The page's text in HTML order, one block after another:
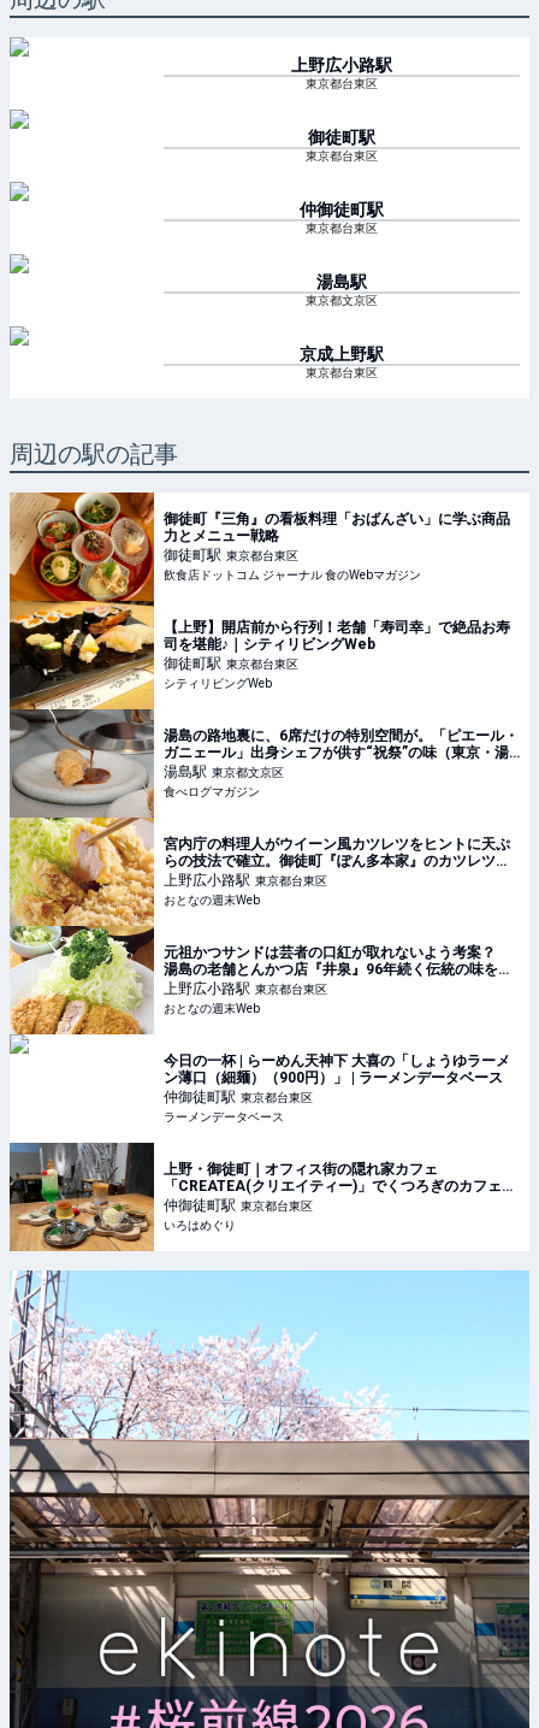
上野広小路駅
東京都台東区
御徒町駅
東京都台東区
仲御徒町駅
東京都台東区
湯島駅
東京都文京区
京成上野駅
東京都台東区
周辺の駅の記事
御徒町『三角』の看板料理「おばんざい」に学ぶ商品
力とメニュー戦略
御徒町駅 東京都台東区
飲食店ドットコム ジャーナル 食のWebマガジン
【上野】開店前から行列！老舗「寿司幸」で絶品お寿
司を堪能♪｜シティリビングWeb
御徒町駅 東京都台東区
シティリビングWeb
湯島の路地裏に、6席だけの特別空間が。「ピエール・
ガニェール」出身シェフが供す“祝祭”の味（東京・湯
島） | 食べログマガジン
湯島駅 東京都文京区
食べログマガジン
宮内庁の料理人がウイーン風カツレツをヒントに天ぷ
らの技法で確立。御徒町『ぽん多本家』のカツレツを
実食
上野広小路駅 東京都台東区
おとなの週末Web
元祖かつサンドは芸者の口紅が取れないよう考案？
湯島の老舗とんかつ店『井泉』96年続く伝統の味を体
験
上野広小路駅 東京都台東区
おとなの週末Web
今日の一杯 | らーめん天神下 大喜の「しょうゆラーメ
ン薄口（細麺）（900円）」 | ラーメンデータベース
仲御徒町駅 東京都台東区
ラーメンデータベース
上野・御徒町｜オフィス街の隠れ家カフェ
「CREATEA(クリエイティー)」でくつろぎのカフェタ
イム♪ - いろはめぐり
仲御徒町駅 東京都台東区
いろはめぐり